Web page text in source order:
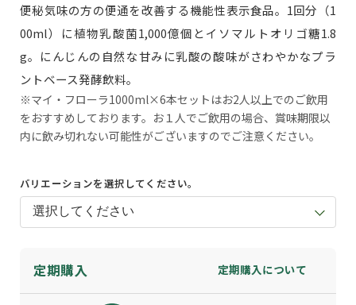
便秘気味の方の便通を改善する機能性表示食品。1回分（1
00ml）に植物乳酸菌1,000億個とイソマルトオリゴ糖1.8
g。にんじんの自然な甘みに乳酸の酸味がさわやかなプラ
ントベース発酵飲料。
※マイ・フローラ1000ml×6本セットはお2人以上でのご飲用
をおすすめしております。お１人でご飲用の場合、賞味期限以
内に飲み切れない可能性がございますのでご注意ください。
バリエーションを選択してください。
定期購入 定期購入について